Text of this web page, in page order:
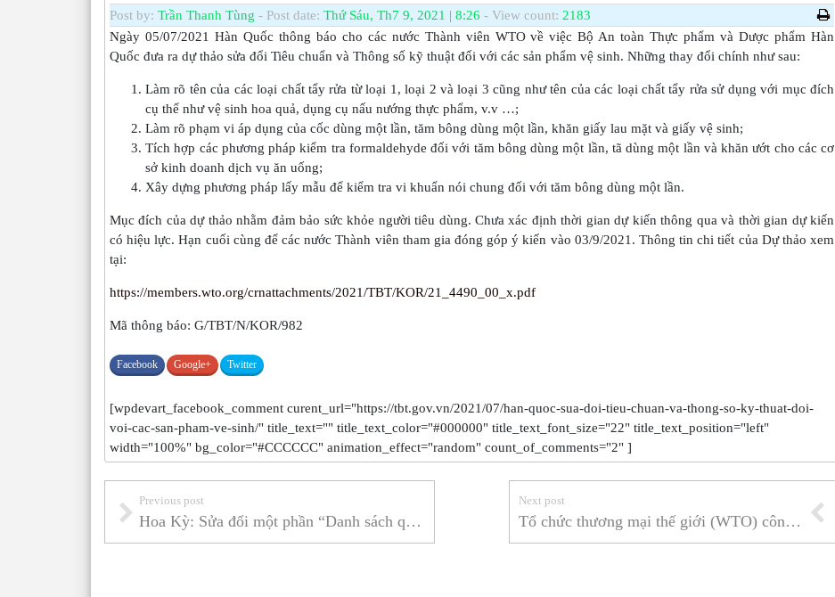
Post by: Trần Thanh Tùng - Post date: Thứ Sáu, Th7 9, 2021 | 8:26 - View count: 2183
Ngày 05/07/2021 Hàn Quốc thông báo cho các nước Thành viên WTO về việc Bộ An toàn Thực phẩm và Dược phẩm Hàn
Quốc đưa ra dự thảo sửa đổi Tiêu chuẩn và Thông số kỹ thuật đối với các sản phẩm vệ sinh. Những thay đổi chính như sau:
Làm rõ tên của các loại chất tẩy rửa từ loại 1, loại 2 và loại 3 cũng như tên của các loại chất tẩy rửa sử dụng với mục đích
cụ thể như vệ sinh hoa quả, dụng cụ nấu nướng thực phẩm, v.v …;
Làm rõ phạm vi áp dụng của cốc dùng một lần, tăm bông dùng một lần, khăn giấy lau mặt và giấy vệ sinh;
Tích hợp các phương pháp kiểm tra formaldehyde đối với tăm bông dùng một lần, tã dùng một lần và khăn ướt cho các cơ
sở kinh doanh dịch vụ ăn uống;
Xây dựng phương pháp lấy mẫu để kiểm tra vi khuẩn nói chung đối với tăm bông dùng một lần.
Mục đích của dự thảo nhằm đảm bảo sức khỏe người tiêu dùng. Chưa xác định thời gian dự kiến thông qua và thời gian dự kiến
có hiệu lực. Hạn cuối cùng để các nước Thành viên tham gia đóng góp ý kiến vào 03/9/2021. Thông tin chi tiết của Dự thảo xem
tại:
https://members.wto.org/crnattachments/2021/TBT/KOR/21_4490_00_x.pdf
Mã thông báo: G/TBT/N/KOR/982
Facebook Google+ Twitter
[wpdevart_facebook_comment curent_url="https://tbt.gov.vn/2021/07/han-quoc-sua-doi-tieu-chuan-va-thong-so-ky-thuat-doi-
voi-cac-san-pham-ve-sinh/" title_text="" title_text_color="#000000" title_text_font_size="22" title_text_position="left"
width="100%" bg_color="#CCCCCC" animation_effect="random" count_of_comments="2" ]
Previous post
Hoa Kỳ: Sửa đổi một phần “Danh sách quốc gia về các chất được phép và bị cấm” trong các quy định hữu cơ của Bộ Nông nghiệp Hoa Kỳ (USDA)
Next post
Tổ chức thương mại thế giới (WTO) công bố Báo cáo thường niên năm 2021